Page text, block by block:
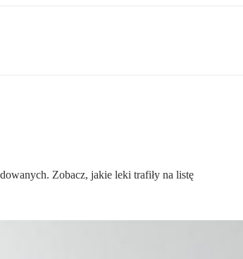
Zobacz, jakie leki trafiły na listę